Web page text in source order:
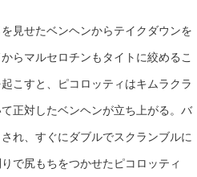
見せたベンヘンからテイクダウンを
らマルセロチンもタイトに絞めるこ
こすと、ピコロッティはキムラクラ
正対したベンヘンが立ち上がる。バ
れ、すぐにダブルでスクランブルに
で尻もちをつかせたピコロッティ